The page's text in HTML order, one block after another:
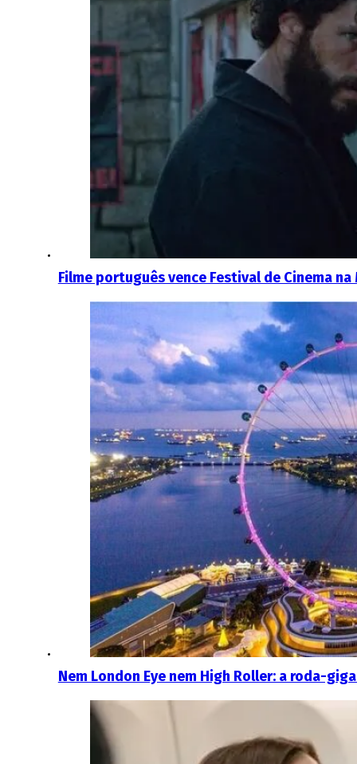
Filme português vence Festival de Cinema
Nem London Eye nem High Roller: a roda-